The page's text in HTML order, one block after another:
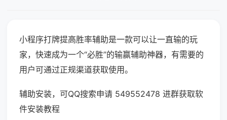
小程序打牌提高胜率辅助是一款可以让一直输的玩
家，快速成为一个“必胜”的输赢辅助神器，有需要的
用户可通过正规渠道获取使用。
辅助安装，可QQ搜索申请 549552478 进群获取软
件安装教程